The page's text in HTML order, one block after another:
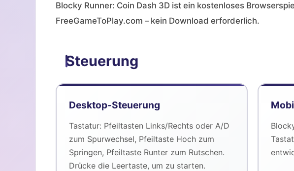
Blocky Runner: Coin Dash 3D ist ein kostenloses
FreeGameToPlay.com – kein Download erforderlich.
Steuerung
Desktop-Steuerung
Tastatur: Pfeiltasten Links/Rechts oder A/D
zum Spurwechsel, Pfeiltaste Hoch zum
Springen, Pfeiltaste Runter zum Rutschen.
Drücke die Leertaste, um zu starten.